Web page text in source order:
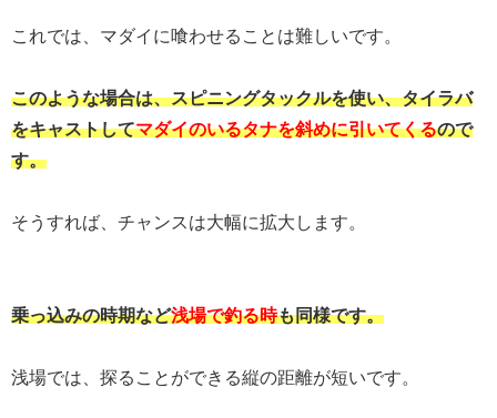
これでは、マダイに喰わせることは難しいです。
このような場合は、スピニングタックルを使い、タイラバ
をキャストしてマダイのいるタナを斜めに引いてくるので
す。
そうすれば、チャンスは大幅に拡大します。
乗っ込みの時期など浅場で釣る時も同様です。
浅場では、探ることができる縦の距離が短いです。